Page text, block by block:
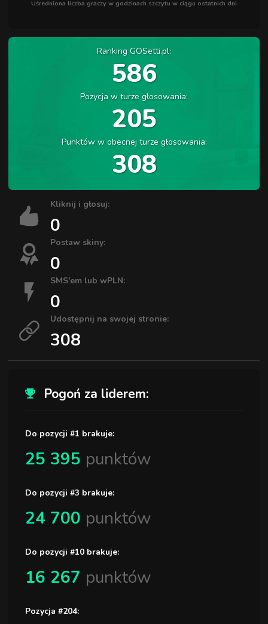
Uśredniona liczba graczy w godzinach szczytu w ciągu ostatnich dni
Ranking GOSetti.pl:
586
Pozycja w turze głosowania:
205
Punktów w obecnej turze głosowania:
308
Kliknij i głosuj:
0
Postaw skiny:
0
SMS'em lub wPLN:
0
Udostępnij na swojej stronie:
308
Pogoń za liderem:
Do pozycji #1 brakuje:
25 395 punktów
Do pozycji #3 brakuje:
24 700 punktów
Do pozycji #10 brakuje:
16 267 punktów
Pozycja #204: